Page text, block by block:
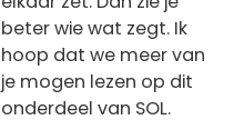
beter wie wat zegt. Ik
hoop dat we meer van
je mogen lezen op dit
onderdeel van SOL.